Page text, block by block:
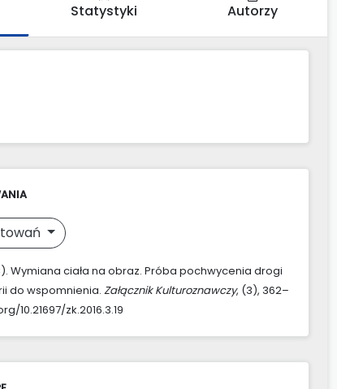
Statystyki Autorzy
Wymiana ciała na obraz. Próba pochwycenia drogi
do wspomnienia. Załącznik Kulturoznawczy, (3), 362–
10.21697/zk.2016.3.19